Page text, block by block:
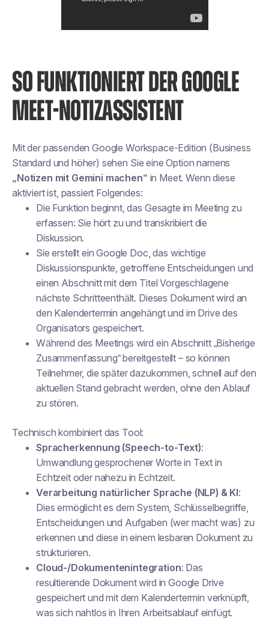
SO FUNKTIONIERT DER GOOGLE
MEET-NOTIZASSISTENT
Mit der passenden Google Workspace-Edition (Business
Standard und höher) sehen Sie eine Option namens
„Notizen mit Gemini machen“ in Meet. Wenn diese
aktiviert ist, passiert Folgendes:
Die Funktion beginnt, das Gesagte im Meeting zu
erfassen: Sie hört zu und transkribiert die
Diskussion.
Sie erstellt ein Google Doc, das wichtige
Diskussionspunkte, getroffene Entscheidungen und
einen Abschnitt mit dem TitelVorgeschlagene
nächste Schritteenthält. Dieses Dokument wird an
den Kalendertermin angehängt und im Drive des
Organisators gespeichert.
Während des Meetings wird ein Abschnitt „Bisherige
Zusammenfassung“ bereitgestellt – so können
Teilnehmer, die später dazukommen, schnell auf den
aktuellen Stand gebracht werden, ohne den Ablauf
zu stören.
Technisch kombiniert das Tool:
Spracherkennung (Speech-to-Text):
Umwandlung gesprochener Worte in Text in
Echtzeit oder nahezu in Echtzeit.
Verarbeitung natürlicher Sprache (NLP) & KI:
Dies ermöglicht es dem System, Schlüsselbegriffe,
Entscheidungen und Aufgaben (wer macht was) zu
erkennen und diese in einem lesbaren Dokument zu
strukturieren.
Cloud-/Dokumentenintegration: Das
resultierende Dokument wird in Google Drive
gespeichert und mit dem Kalendertermin verknüpft,
was sich nahtlos in Ihren Arbeitsablauf einfügt.